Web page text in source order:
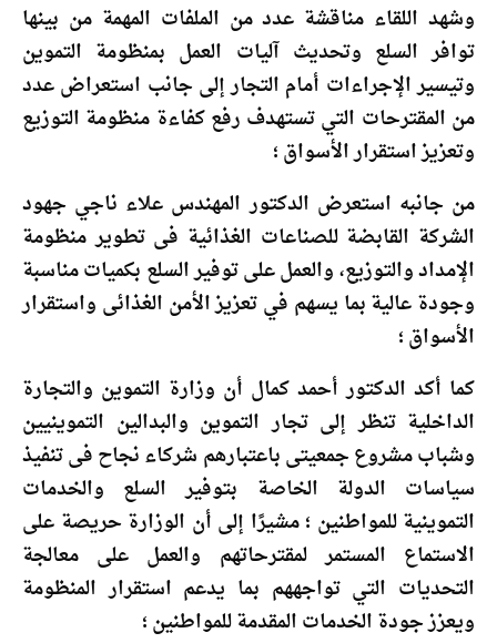
‏وشهد اللقاء مناقشة عدد من الملفات المهمة من بينها
توافر السلع وتحديث آليات العمل بمنظومة التموين
وتيسير الإجراءات أمام التجار إلى جانب استعراض عدد
من المقترحات التي تستهدف رفع كفاءة منظومة التوزيع
وتعزيز استقرار الأسواق ؛
‏من جانبه استعرض الدكتور المهندس علاء ناجي جهود
الشركة القابضة للصناعات الغذائية فى تطوير منظومة
الإمداد والتوزيع، والعمل على توفير السلع بكميات مناسبة
وجودة عالية بما يسهم في تعزيز الأمن الغذائى واستقرار
الأسواق ؛
‏كما أكد الدكتور أحمد كمال أن وزارة التموين والتجارة
الداخلية تنظر إلى تجار التموين والبدالين التموينيين
وشباب مشروع جمعيتى باعتبارهم شركاء نجاح فى تنفيذ
سياسات الدولة الخاصة بتوفير السلع والخدمات
التموينية للمواطنين ؛ مشيرًا إلى أن الوزارة حريصة على
الاستماع المستمر لمقترحاتهم والعمل على معالجة
التحديات التي تواجههم بما يدعم استقرار المنظومة
ويعزز جودة الخدمات المقدمة للمواطنين ؛